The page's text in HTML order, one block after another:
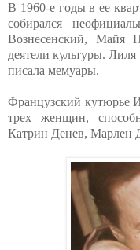
В 1960-е годы в ее
собирался
Вознесенский, Майя
деятели культуры.
писала мемуары.
Французский кутюрье
трех женщин,
Катрин Денев, Марлен